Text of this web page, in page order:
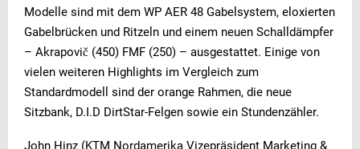
Modelle sind mit dem WP AER 48 Gabelsystem, eloxierten
Gabelbrücken und Ritzeln und einem neuen Schalldämpfer
– Akrapovič (450) FMF (250) – ausgestattet. Einige von
vielen weiteren Highlights im Vergleich zum
Standardmodell sind der orange Rahmen, die neue
Sitzbank, D.I.D DirtStar-Felgen sowie ein Stundenzähler.
John Hinz (KTM Nordamerika Vizepräsident Marketing &